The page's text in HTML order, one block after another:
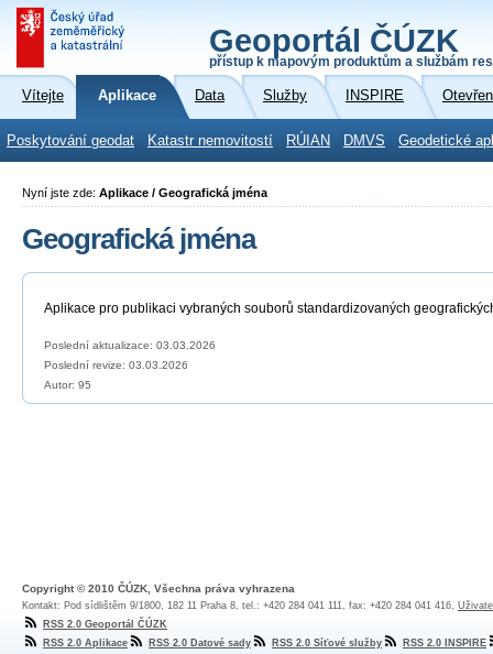
Geoportál ČÚZK
přístup k mapovým produktům a službám
Vítejte Aplikace Data Služby INSPIRE
Poskytování geodat Katastr nemovitostí RÚIAN DMVS Geodetické
Nyní jste zde: Aplikace / Geografická jména
Geografická jména
Aplikace pro publikaci vybraných souborů standardizovaných
Poslední aktualizace: 03.03.2026
Poslední revize: 03.03.2026
Autor: 95
Copyright © 2010 ČÚZK, Všechna práva vyhrazena
Kontakt: Pod sídlištěm 9/1800, 182 11 Praha 8, tel.: +420 284 041 111, fax: +420 284 041 416,
RSS 2.0 Geoportál ČÚZK
RSS 2.0 Aplikace
RSS 2.0 Datové sady RSS 2.0 Síťové služby RSS 2.0 INSPIRE